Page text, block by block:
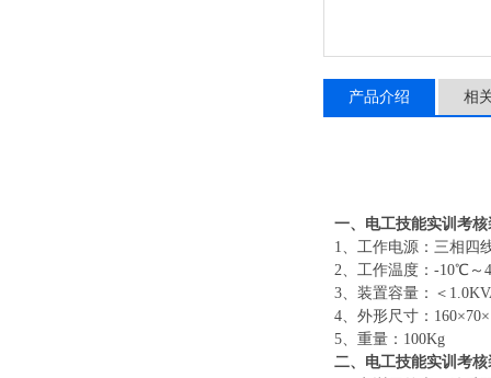
产品介绍 相
一、 电工技能实训考核
1、工作电源：三相四
2、工作温度：-10℃～
3、装置容量：＜
4、外形尺寸：
5、重量：100Kg
二、 电工技能实训考核